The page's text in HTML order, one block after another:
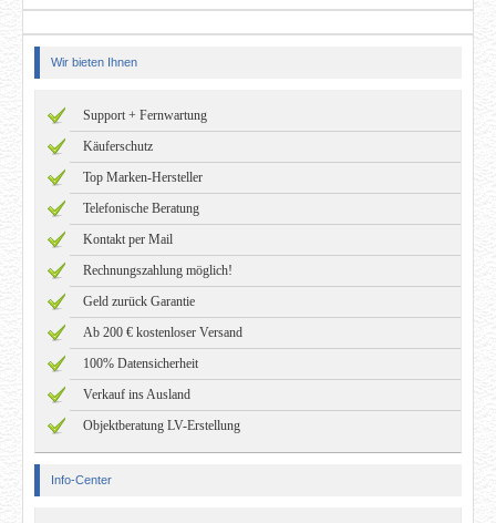
Wir bieten Ihnen
Support + Fernwartung
Käuferschutz
Top Marken-Hersteller
Telefonische Beratung
Kontakt per Mail
Rechnungszahlung möglich!
Geld zurück Garantie
Ab 200 € kostenloser Versand
100% Datensicherheit
Verkauf ins Ausland
Objektberatung LV-Erstellung
Info-Center